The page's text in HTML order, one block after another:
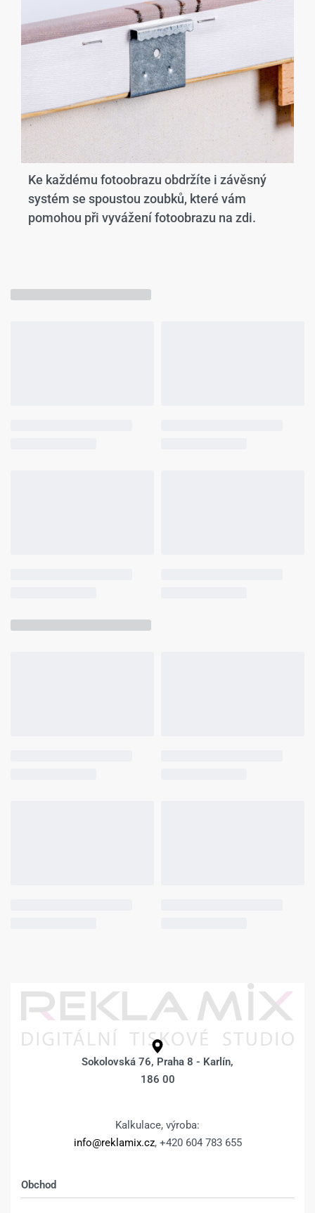
Ke každému fotoobrazu obdržíte i závěsný
systém se spoustou zoubků, které vám
pomohou při vyvážení fotoobrazu na zdi.
Sokolovská 76, Praha 8 - Karlín,
186 00
Kalkulace, výroba:
info@reklamix.cz, +420 604 783 655
Obchod